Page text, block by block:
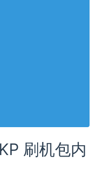
刷机包内